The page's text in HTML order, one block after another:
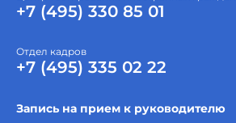
+7 (495) 330 85 01
Отдел кадров
+7 (495) 335 02 22
Запись на прием к руководителю